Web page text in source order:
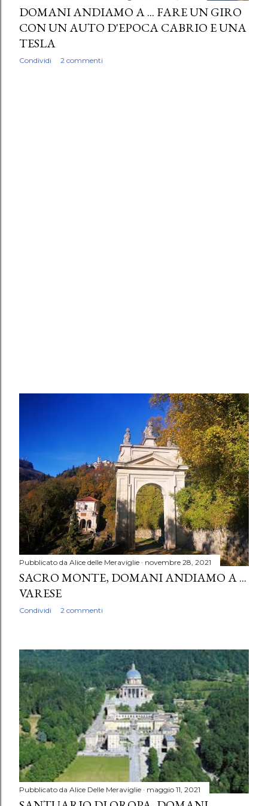
DOMANI ANDIAMO A ... FARE UN GIRO
CON UN AUTO D'EPOCA CABRIO E UNA
TESLA
Condividi 2 commenti
Pubblicato da Alice delle Meraviglie novembre 28, 2021
SACRO MONTE, DOMANI ANDIAMO A ...
VARESE
Condividi 2 commenti
Pubblicato da Alice Delle Meraviglie maggio 11, 2021